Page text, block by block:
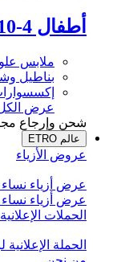
أطفال 4-10 سنوات
ملابس
بناطيل
عرض
شحن وإرجاع
عالم ETRO
عروض الأزياء
عرض أزياء نساء
عرض أزياء نساء
الحملات الإعلانية
الحملة الإعلانية